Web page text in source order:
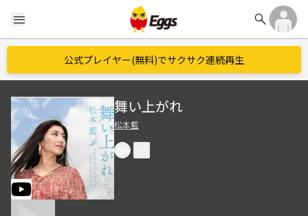
menu search
公式プレイヤー(無料)でサクサク連続再生
舞い上がれ
松本藍